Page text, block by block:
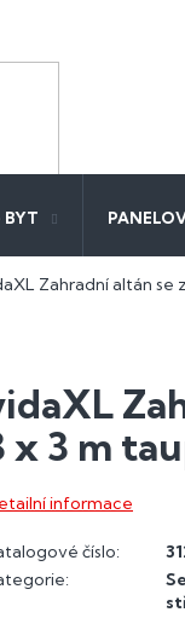
BYT
Zahradní altán se
x 3 m
informace
číslo:
: